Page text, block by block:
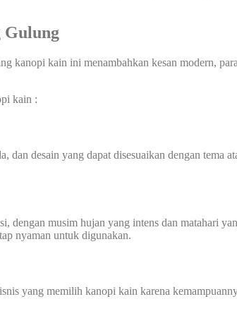
Gulung
kanopi kain ini menambahkan kesan modern,
kain :
dan desain yang dapat disesuaikan dengan
dengan musim hujan yang intens dan matahari
nyaman untuk digunakan.
yang memilih kanopi kain karena